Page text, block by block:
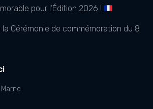
pour l’Édition 2026 !
la Cérémonie de commémoration du 8